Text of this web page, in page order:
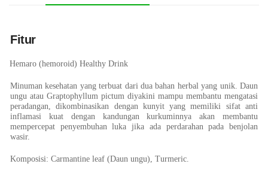
Fitur
Hemaro (hemoroid) Healthy Drink
Minuman kesehatan yang terbuat dari dua bahan herbal yang unik. Daun
ungu atau Graptophyllum pictum diyakini mampu membantu mengatasi
peradangan, dikombinasikan dengan kunyit yang memiliki sifat anti
inflamasi kuat dengan kandungankurkuminnya akan membantu
mempercepat penyembuhan luka jika ada perdarahan pada benjolan
wasir.
Komposisi: Carmantine leaf (Daun ungu), Turmeric.